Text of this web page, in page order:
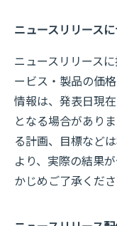
ニュースリリース
ニュースリリース
ービス・製品の価
情報は、発表日現
となる場合があり
る計画、目標など
より、実際の結果
かじめご了承くださ